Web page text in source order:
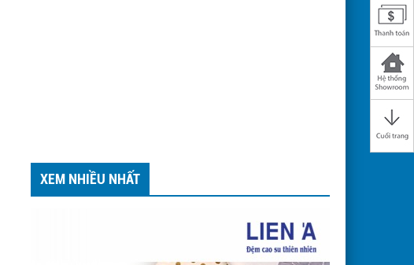
XEM NHIỀU NHẤT